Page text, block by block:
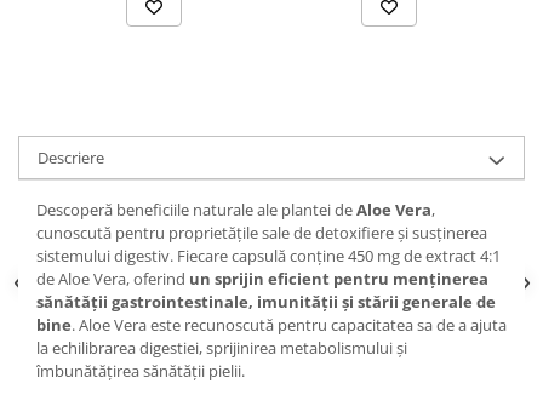
Descriere
Descoperă beneficiile naturale ale plantei deAloe Vera,
cunoscută pentru proprietățile sale de detoxifiere și susținerea
sistemului digestiv. Fiecare capsulă conține 450 mg de extract 4:1
de Aloe Vera, oferind un sprijin eficient pentru menținerea
sănătății gastrointestinale, imunității și stării generale de
bine. Aloe Vera este recunoscută pentru capacitatea sa de a ajuta
la echilibrarea digestiei, sprijinirea metabolismului și
îmbunătățirea sănătății pielii.